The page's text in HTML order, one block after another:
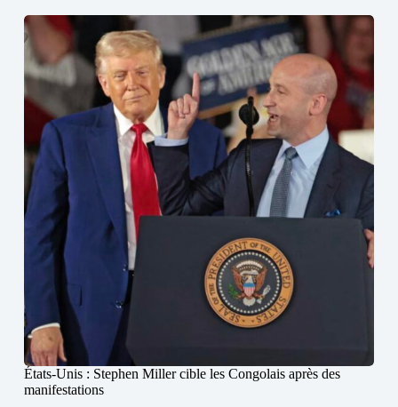
États-Unis : Stephen Miller cible les Congolais après des
manifestations